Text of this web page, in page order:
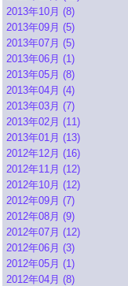
2013年10月 (8)
2013年09月 (5)
2013年07月 (5)
2013年06月 (1)
2013年05月 (8)
2013年04月 (4)
2013年03月 (7)
2013年02月 (11)
2013年01月 (13)
2012年12月 (16)
2012年11月 (12)
2012年10月 (12)
2012年09月 (7)
2012年08月 (9)
2012年07月 (12)
2012年06月 (3)
2012年05月 (1)
2012年04月 (8)